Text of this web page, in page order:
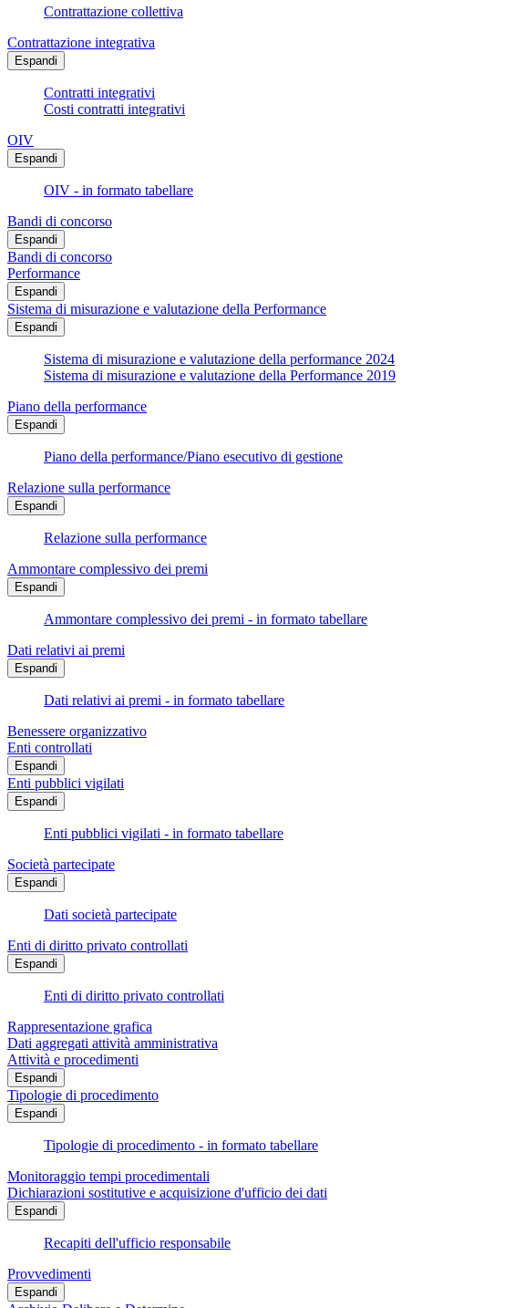
Contrattazione collettiva
Contrattazione integrativa
Espandi
Contratti integrativi
Costi contratti integrativi
OIV
Espandi
OIV - in formato tabellare
Bandi di concorso
Espandi
Bandi di concorso
Performance
Espandi
Sistema di misurazione e valutazione della Performance
Espandi
Sistema di misurazione e valutazione della performance 2024
Sistema di misurazione e valutazione della Performance 2019
Piano della performance
Espandi
Piano della performance/Piano esecutivo di gestione
Relazione sulla performance
Espandi
Relazione sulla performance
Ammontare complessivo dei premi
Espandi
Ammontare complessivo dei premi - in formato tabellare
Dati relativi ai premi
Espandi
Dati relativi ai premi - in formato tabellare
Benessere organizzativo
Enti controllati
Espandi
Enti pubblici vigilati
Espandi
Enti pubblici vigilati - in formato tabellare
Società partecipate
Espandi
Dati società partecipate
Enti di diritto privato controllati
Espandi
Enti di diritto privato controllati
Rappresentazione grafica
Dati aggregati attività amministrativa
Attività e procedimenti
Espandi
Tipologie di procedimento
Espandi
Tipologie di procedimento - in formato tabellare
Monitoraggio tempi procedimentali
Dichiarazioni sostitutive e acquisizione d'ufficio dei dati
Espandi
Recapiti dell'ufficio responsabile
Provvedimenti
Espandi